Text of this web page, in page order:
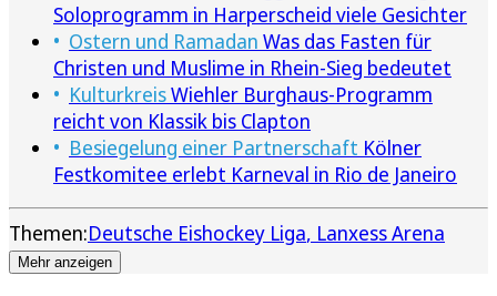
Soloprogramm in Harperscheid viele Gesichter
Ostern und Ramadan Was das Fasten für
Christen und Muslime in Rhein-Sieg bedeutet
KulturkreisWiehler Burghaus-Programm
reicht von Klassik bis Clapton
Besiegelung einer Partnerschaft Kölner
Festkomitee erlebt Karneval in Rio de Janeiro
Themen:Deutsche Eishockey Liga Lanxess Arena
Mehr anzeigen